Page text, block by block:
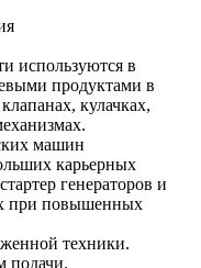
используются в
продуктами в
кулачках,
машин
карьерных
генераторов и
при повышенных
техники.
подачи.